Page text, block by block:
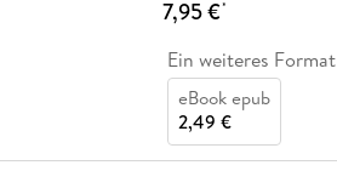
7,95 €*
Ein weiteres Format
eBook epub
2,49 €